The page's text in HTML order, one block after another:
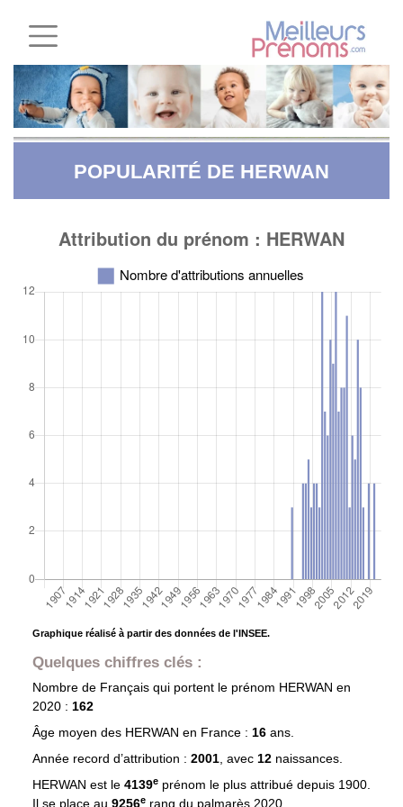
POPULARITÉ DE HERWAN
Graphique réalisé à partir des données de l'INSEE.
Quelques chiffres clés :
Nombre de Français qui portent le prénom HERWAN en
2020 : 162
Âge moyen des HERWAN en France : 16 ans.
Année record d’attribution : 2001, avec 12 naissances.
HERWAN est le 4139eprénom le plus attribué depuis 1900.
Il se place au 9256e rang du palmarès 2020.